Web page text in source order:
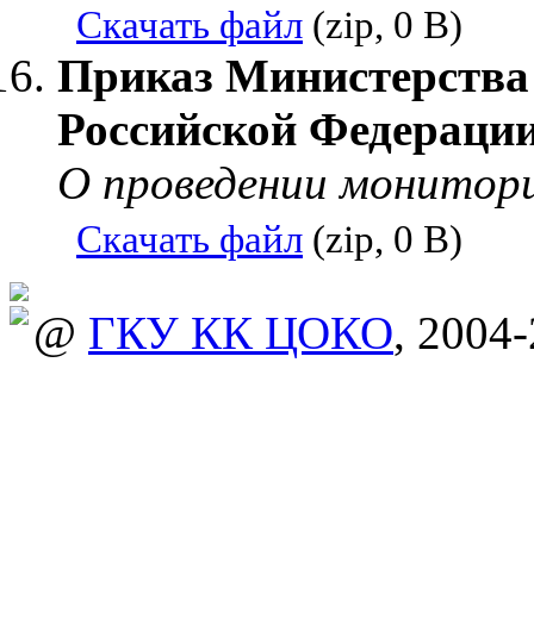
Скачать файл (zip, 0 B)
Приказ
Российской
О проведении
Скачать файл (zip, 0 B)
@ ГКУ КК ЦОКО,